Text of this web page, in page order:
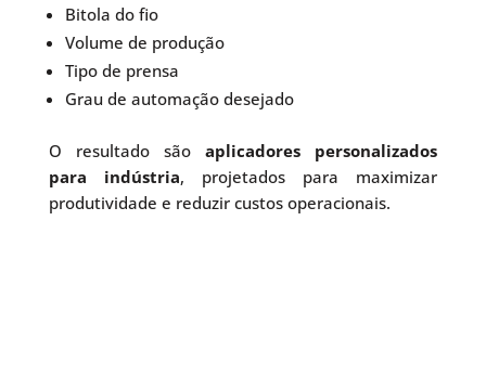
Bitola do fio
Volume de produção
Tipo de prensa
Grau de automação desejado
O resultado sãoaplicadores personalizados
para indústria, projetados para maximizar
produtividade e reduzir custos operacionais.